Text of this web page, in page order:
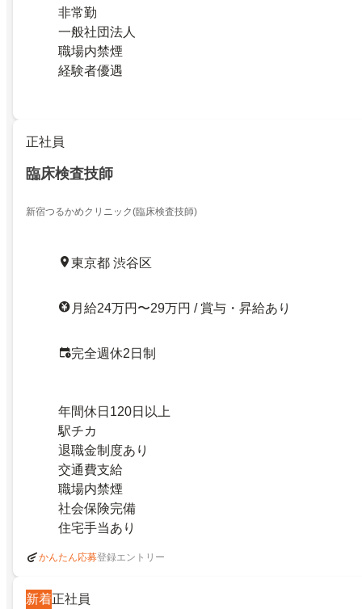
非常勤
一般社団法人
職場内禁煙
経験者優遇
正社員
臨床検査技師
新宿つるかめクリニック(臨床検査技師)
東京都 渋谷区
月給24万円〜29万円 / 賞与・昇給あり
完全週休2日制
年間休日120日以上
駅チカ
退職金制度あり
交通費支給
職場内禁煙
社会保険完備
住宅手当あり
かんたん応募登録エントリー
新着正社員